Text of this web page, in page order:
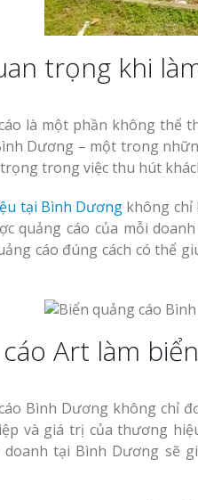
trọng khi
là một phần không thể
Dương – một trong
trong việc thu hút
tại Bình Dương không chỉ
quảng cáo của mỗi
cáo đúng cách có thể
Art làm
Bình Dương không chỉ
và giá trị của thương
tại Bình Dương sẽ